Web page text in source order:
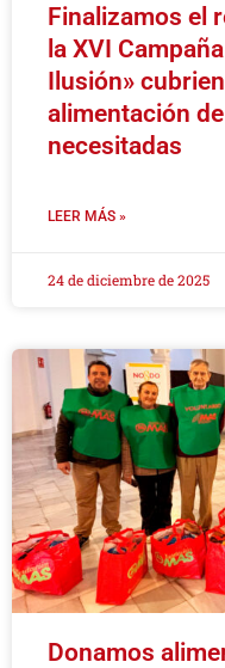
Finalizamos el
la XVI
Ilusión»
alimentación
necesitadas
LEER MÁS »
24 de diciembre de 2025
Donamos